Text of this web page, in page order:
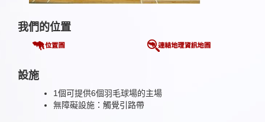
我們的位置
設施
1個可提供6個羽毛球場的主場
無障礙設施：觸覺引路帶